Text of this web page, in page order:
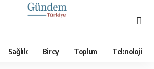
Sağlık Birey Toplum Teknoloji